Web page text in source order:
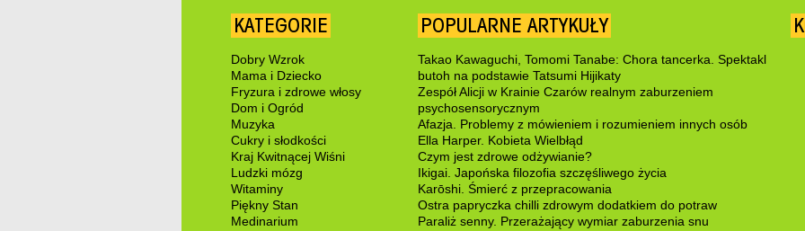
KATEGORIE
Dobry Wzrok
Mama i Dziecko
Fryzura i zdrowe włosy
Dom i Ogród
Muzyka
Cukry i słodkości
Kraj Kwitnącej Wiśni
Ludzki mózg
Witaminy
Piękny Stan
Medinarium
POPULARNE ARTYKUŁY
Takao Kawaguchi, Tomomi Tanabe: Chora tancerka. Spektakl
butoh na podstawie Tatsumi Hijikaty
Zespół Alicji w Krainie Czarów realnym zaburzeniem
psychosensorycznym
Afazja. Problemy z mówieniem i rozumieniem innych osób
Ella Harper. Kobieta Wielbłąd
Czym jest zdrowe odżywianie?
Ikigai. Japońska filozofia szczęśliwego życia
Karōshi. Śmierć z przepracowania
Ostra papryczka chilli zdrowym dodatkiem do potraw
Paraliż senny. Przerażający wymiar zaburzenia snu